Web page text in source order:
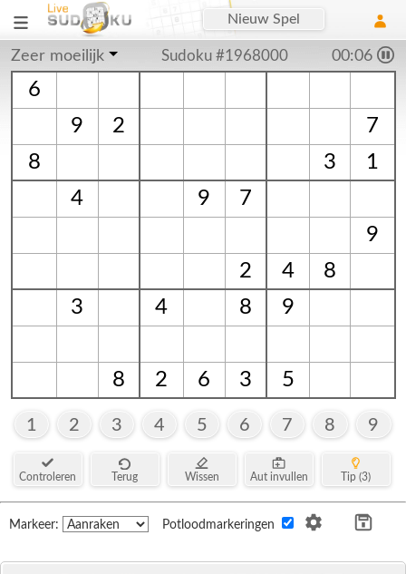
Nieuw Spel
Zeer moeilijk Sudoku #1968000 00:06
6
9
2
7
8
3
1
4
9
7
9
2
4
8
3
4 8 9
8 2 6 3 5
1 2 3 4 5 6 7 8 9
Controleren Terug Wissen Aut invullen Tip (3)
Markeer: Potloodmarkeringen